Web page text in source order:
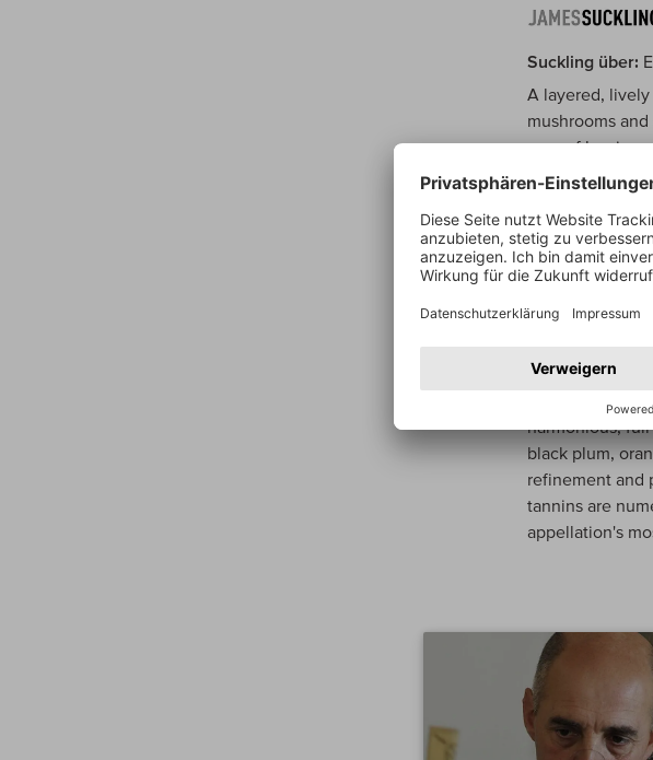
Suckling über:
A layered, lively
mushrooms
core of berries
grapes. Drink or
Jeb Dunnuck
Aged entirely
harmonious,
black plum,
refinement and
tannins are
appellation's